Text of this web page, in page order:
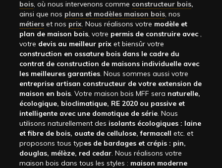
bois, où nous intervenons comme constructeur bois,
ainsi que nos plans et modèles maison bois, nos
métiers et nos prix. Nous réalisons votre modèle et
plan de maison bois, votre permis de construire avec ,
votre devis au meilleur prix et biensûr votre
construction en ossature bois dans le cadre du
contrat de construction de maisons individuelle avec
les meilleures garanties. Nous sommes aussi votre
entreprise artisan constructeur de votre extension de
maison en bois. Votre maison bois MFF sera naturelle,
écologique, bioclimatique, RE 2020 ou passive et
intelligente avec une domotique de série. Nous
utilisons naturellement des isolants écologiques : laine
et fibre de bois, ouate de cellulose, fermacell etc. et
proposons tous types de bardages et crépis : pin,
douglas, mélèze, red cedar. Nous réalisons votre
maison bois dans tous les styles : maison moderne